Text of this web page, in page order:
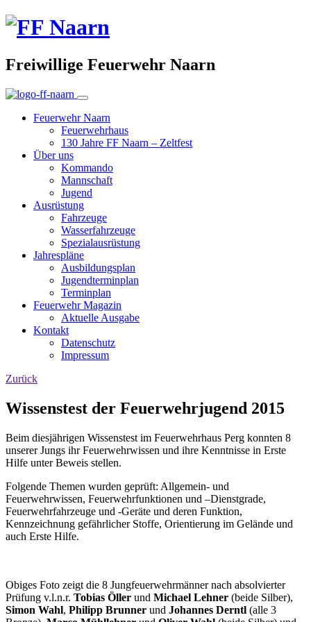
Freiwillige Feuerwehr Naarn
Feuerwehr Naarn
Feuerwehrhaus
130 Jahre FF Naarn – Zeltfest
Über uns
Kommando
Mannschaft
Jugend
Ausrüstung
Fahrzeuge
Wasserfahrzeuge
Spezialausrüstung
Jahrespläne
Ausbildungsplan
Jugendterminplan
Terminplan
Feuerwehr Magazin
Aktuelle Ausgabe
Kontakt
Datenschutz
Impressum
Zurück
Wissenstest der Feuerwehrjugend 2015
Beim diesjährigen Wissenstest im Feuerwehrhaus Perg konnten 8
unserer Jungs ihr Feuerwehrwissen und ihre Kenntnisse in Erste
Hilfe unter Beweis stellen.
Folgende Themen wurden geprüft: Allgemein- und
Feuerwehrwissen, Feuerwehrfunktionen und –Dienstgrade,
Feuerwehrfahrzeuge und -Geräte und deren Funktion,
Kennzeichnung gefährlicher Stoffe, Orientierung im Gelände und
auch Erste Hilfe.
Obiges Foto zeigt die 8 Jungfeuerwehrmänner nach absolvierter
Prüfung v.l.n.r. Tobias Öller und Michael Lehner (beide Silber),
Simon Wahl, Philipp Brunner und Johannes Derntl (alle 3